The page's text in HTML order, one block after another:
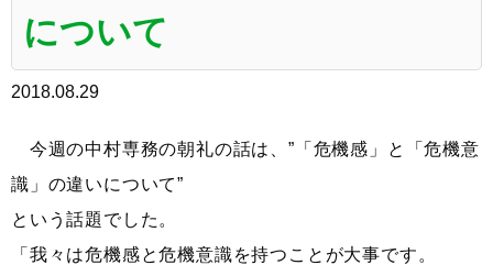
について
2018.08.29
今週の中村専務の朝礼の話は、”「危機感」と「危機意
識」の違いについて”
という話題でした。
「我々は危機感と危機意識を持つことが大事です。